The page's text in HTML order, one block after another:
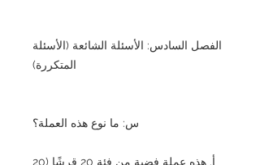
الفصل السادس: الأسئلة الشائعة (الأسئلة
المتكررة)
س: ما نوع هذه العملة؟
أ. هذه عملة فضية من فئة 20 قرشًا (20